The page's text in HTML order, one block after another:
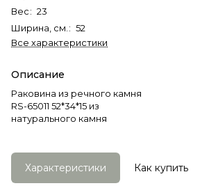
Вес: 23
Ширина, см. : 52
Все характеристики
Описание
Раковина из речного камня
RS-65011 52*34*15 из
натурального камня
Характеристики Как купить